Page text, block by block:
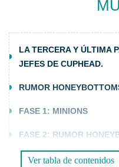
LA TERCERA Y ÚLTIMA
JEFES DE CUPHEAD.
RUMOR
FASE 1: MINIONS
FASE 2: RUMOR
FASE 3: RUMOR DEL
Ver tabla de contenidos